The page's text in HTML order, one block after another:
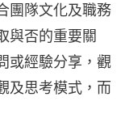
團隊文化及職務
與否的重要關
或經驗分享，觀
及思考模式，而